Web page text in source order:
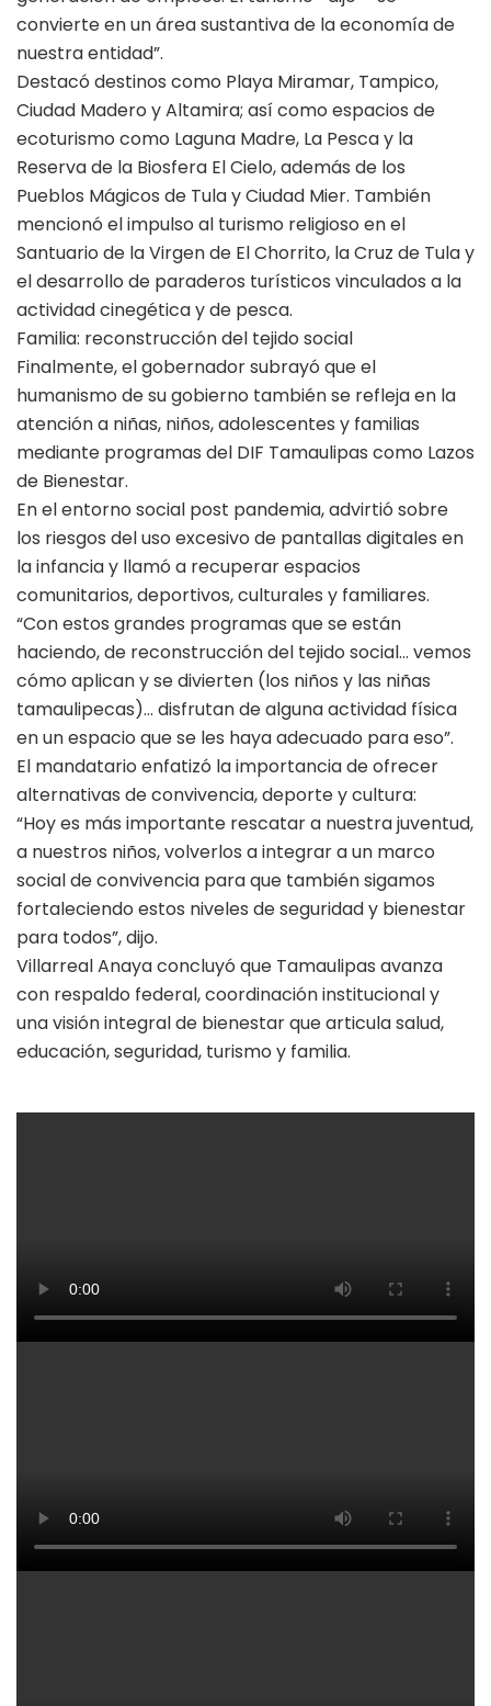
convierte en un área sustantiva de la economía de
nuestra entidad”.
Destacó destinos como Playa Miramar, Tampico,
Ciudad Madero y Altamira; así como espacios de
ecoturismo como Laguna Madre, La Pesca y la
Reserva de la Biosfera El Cielo, además de los
Pueblos Mágicos de Tula y Ciudad Mier. También
mencionó el impulso al turismo religioso en el
Santuario de la Virgen de El Chorrito, la Cruz de Tula y
el desarrollo de paraderos turísticos vinculados a la
actividad cinegética y de pesca.
Familia: reconstrucción del tejido social
Finalmente, el gobernador subrayó que el
humanismo de su gobierno también se refleja en la
atención a niñas, niños, adolescentes y familias
mediante programas del DIF Tamaulipas como Lazos
de Bienestar.
En el entorno social post pandemia, advirtió sobre
los riesgos del uso excesivo de pantallas digitales en
la infancia y llamó a recuperar espacios
comunitarios, deportivos, culturales y familiares.
“Con estos grandes programas que se están
haciendo, de reconstrucción del tejido social… vemos
cómo aplican y se divierten (los niños y las niñas
tamaulipecas)… disfrutan de alguna actividad física
en un espacio que se les haya adecuado para eso”.
El mandatario enfatizó la importancia de ofrecer
alternativas de convivencia, deporte y cultura:
“Hoy es más importante rescatar a nuestra juventud,
a nuestros niños, volverlos a integrar a un marco
social de convivencia para que también sigamos
fortaleciendo estos niveles de seguridad y bienestar
para todos”, dijo.
Villarreal Anaya concluyó que Tamaulipas avanza
con respaldo federal, coordinación institucional y
una visión integral de bienestar que articula salud,
educación, seguridad, turismo y familia.